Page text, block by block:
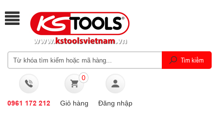
0961 172 212
0
Giỏ hàng Đăng nhập